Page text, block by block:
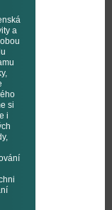
a
si
i